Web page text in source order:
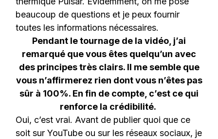
beaucoup de questions et je peux fournir
toutes les informations nécessaires.
Pendant le tournage de la vidéo, j’ai
remarqué que vous êtes quelqu’un avec
des principes très clairs. Il me semble que
vous n’affirmerez rien dont vous n’êtes pas
sûr à 100%. En fin de compte, c’est ce qui
renforce la crédibilité.
Oui, c’est vrai. Avant de publier quoi que ce
soit sur YouTube ou sur les réseaux sociaux, je